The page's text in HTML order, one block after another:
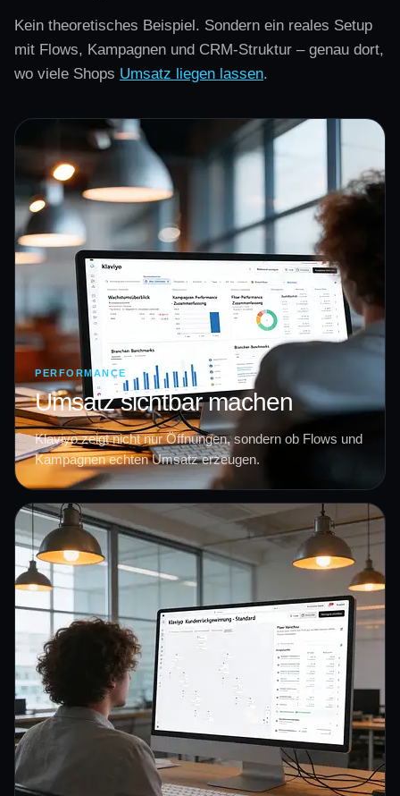
Kein theoretisches Beispiel. Sondern ein reales Setup
mit Flows, Kampagnen und CRM-Struktur – genau dort,
wo viele Shops Umsatz liegen lassen.
PERFORMANCE
Umsatz sichtbar machen
Klaviyo zeigt nicht nur Öffnungen, sondern ob Flows und
Kampagnen echten Umsatz erzeugen.